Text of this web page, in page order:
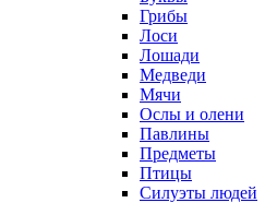
Грибы
Лоси
Лошади
Медведи
Мячи
Ослы и олени
Павлины
Предметы
Птицы
Силуэты людей